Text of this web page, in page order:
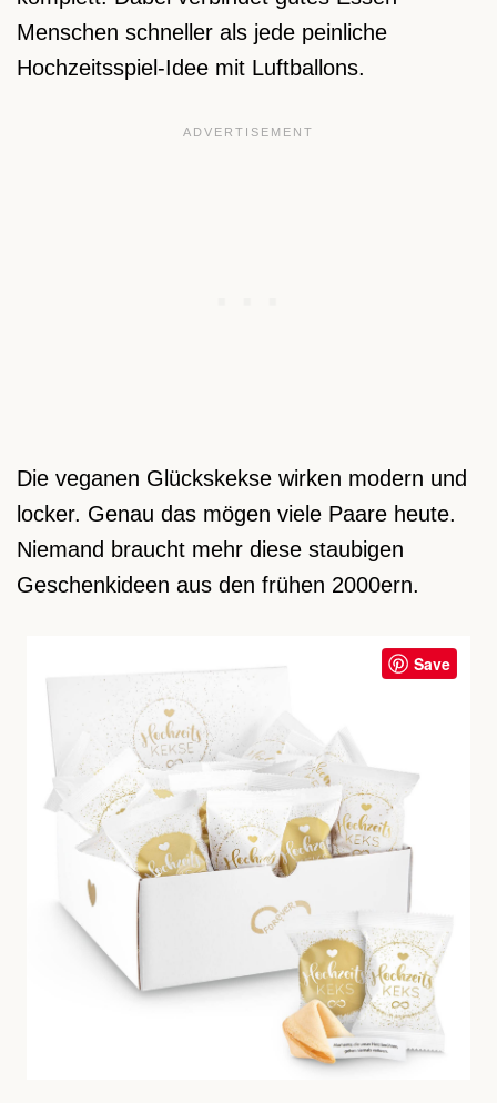
Menschen schneller als jede peinliche
Hochzeitsspiel-Idee mit Luftballons.
Die veganen Glückskekse wirken modern und
locker. Genau das mögen viele Paare heute.
Niemand braucht mehr diese staubigen
Geschenkideen aus den frühen 2000ern.
Save